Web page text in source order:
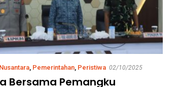
Nusantara, Pemerintahan, Peristiwa 02/10/2025
Bersama Pemangku